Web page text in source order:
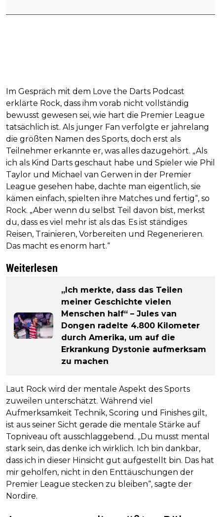
Im Gespräch mit dem Love the Darts Podcast
erklärte Rock, dass ihm vorab nicht vollständig
bewusst gewesen sei, wie hart die Premier League
tatsächlich ist. Als junger Fan verfolgte er jahrelang
die größten Namen des Sports, doch erst als
Teilnehmer erkannte er, was alles dazugehört. „Als
ich als Kind Darts geschaut habe und Spieler wie Phil
Taylor und Michael van Gerwen in der Premier
League gesehen habe, dachte man eigentlich, sie
kämen einfach, spielten ihre Matches und fertig“, so
Rock. „Aber wenn du selbst Teil davon bist, merkst
du, dass es viel mehr ist als das. Es ist ständiges
Reisen, Trainieren, Vorbereiten und Regenerieren.
Das macht es enorm hart.“
Weiterlesen
„Ich merkte, dass das Teilen
meiner Geschichte vielen
Menschen half“ – Jules van
Dongen radelte 4.800 Kilometer
durch Amerika, um auf die
Erkrankung Dystonie aufmerksam
zu machen
Laut Rock wird der mentale Aspekt des Sports
zuweilen unterschätzt. Während viel
Aufmerksamkeit Technik, Scoring und Finishes gilt,
ist aus seiner Sicht gerade die mentale Stärke auf
Topniveau oft ausschlaggebend. „Du musst mental
stark sein, das denke ich wirklich. Ich bin dankbar,
dass ich in dieser Hinsicht gut aufgestellt bin. Das hat
mir geholfen, nicht in den Enttäuschungen der
Premier League stecken zu bleiben“, sagte der
Nordire.